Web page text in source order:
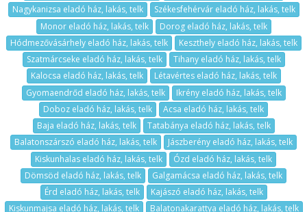
Nagykanizsa eladó ház, lakás, telk
Székesfehérvár eladó ház, lakás, telk
Monor eladó ház, lakás, telk
Dorog eladó ház, lakás, telk
Hódmezővásárhely eladó ház, lakás, telk
Keszthely eladó ház, lakás, telk
Szatmárcseke eladó ház, lakás, telk
Tihany eladó ház, lakás, telk
Kalocsa eladó ház, lakás, telk
Létavértes eladó ház, lakás, telk
Gyomaendrőd eladó ház, lakás, telk
Ikrény eladó ház, lakás, telk
Doboz eladó ház, lakás, telk
Acsa eladó ház, lakás, telk
Baja eladó ház, lakás, telk
Tatabánya eladó ház, lakás, telk
Balatonszárszó eladó ház, lakás, telk
Jászberény eladó ház, lakás, telk
Kiskunhalas eladó ház, lakás, telk
Ózd eladó ház, lakás, telk
Dömsöd eladó ház, lakás, telk
Galgamácsa eladó ház, lakás, telk
Érd eladó ház, lakás, telk
Kajászó eladó ház, lakás, telk
Kiskunmajsa eladó ház, lakás, telk
Balatonakarattya eladó ház, lakás, telk